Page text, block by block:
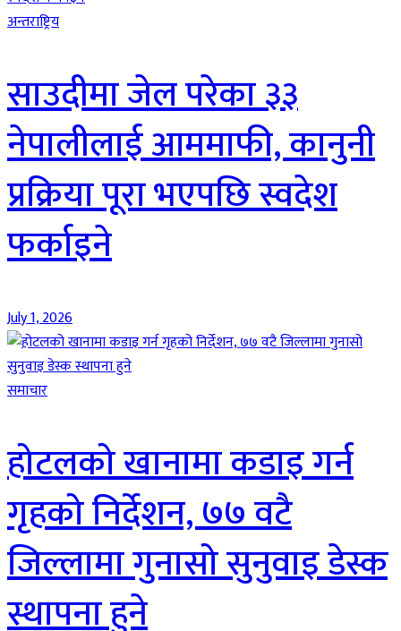
अन्तराष्ट्रिय
साउदीमा जेल परेका ३३
नेपालीलाई आममाफी, कानुनी
प्रक्रिया पूरा भएपछि स्वदेश
फर्काइने
July 1, 2026
समाचार
होटलको खानामा कडाइ गर्न
गृहको निर्देशन, ७७ वटै
जिल्लामा गुनासो सुनुवाइ डेस्क
स्थापना हुने